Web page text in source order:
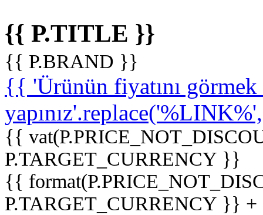
{{ P.TITLE }}
{{ P.BRAND }}
{{ 'Ürünün fiyatını
{{
P.TARGET_CURRENCY }}
{{
P.TARGET_CURRENCY }}